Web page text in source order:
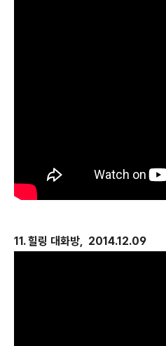
11. 힐링 대화방, 2014.12.09